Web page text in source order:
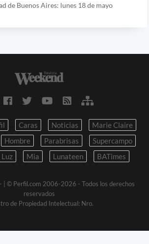
de Buenos Aires: lunes 18 de mayo
Caras Noticias
Marie Claire
Hombre Parabrisas
Supercampo
Luz Mia Lunateen BATimes
| © Perfil.com 2006-2026 - Todos los derechos
reservados
de Propiedad Intelectual: Nro.